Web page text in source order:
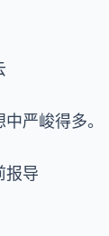
严峻得多。
报导